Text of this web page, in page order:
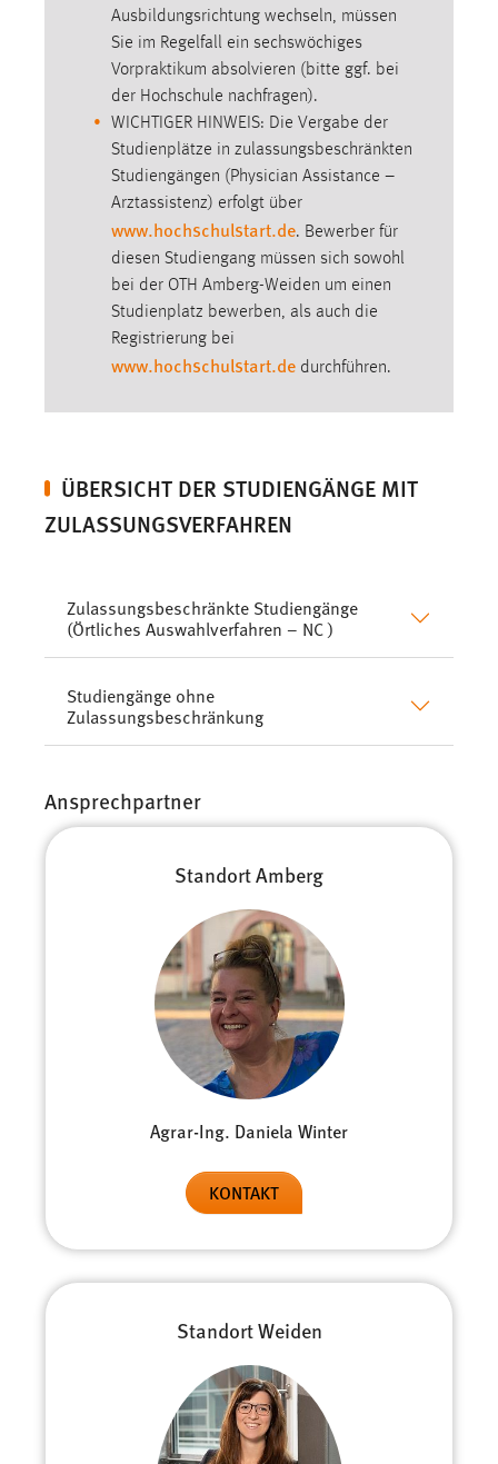
Ausbildungsrichtung wechseln, müssen
Sie im Regelfall ein sechswöchiges
Vorpraktikum absolvieren (bitte ggf. bei
der Hochschule nachfragen).
WICHTIGER HINWEIS: Die Vergabe der
Studienplätze in zulassungsbeschränkten
Studiengängen (Physician Assistance –
Arztassistenz) erfolgt über
www.hochschulstart.de. Bewerber für
diesen Studiengang müssen sich sowohl
bei der OTH Amberg-Weiden um einen
Studienplatz bewerben, als auch die
Registrierung bei
www.hochschulstart.de durchführen.
ÜBERSICHT DER STUDIENGÄNGE MIT
ZULASSUNGSVERFAHREN
Zulassungsbeschränkte Studiengänge
(Örtliches Auswahlverfahren – NC )
Studiengänge ohne
Zulassungsbeschränkung
Ansprechpartner
Standort Amberg
Agrar-Ing. Daniela Winter
KONTAKT
Standort Weiden